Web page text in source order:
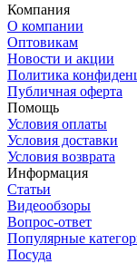
Компания
О компании
Оптовикам
Новости и акции
Политика
Публичная оферта
Помощь
Условия оплаты
Условия доставки
Условия возврата
Информация
Статьи
Видеообзоры
Вопрос-ответ
Популярные
Посуда